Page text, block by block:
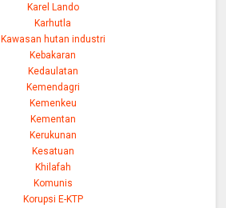
Karel Lando
Karhutla
Kawasan hutan industri
Kebakaran
Kedaulatan
Kemendagri
Kemenkeu
Kementan
Kerukunan
Kesatuan
Khilafah
Komunis
Korupsi E-KTP